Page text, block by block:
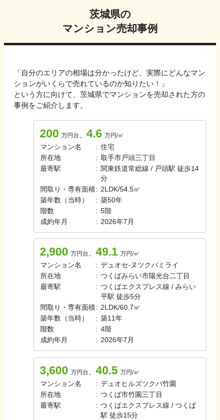
茨城県の
マンション売却事例
「自分のエリアの相場は分かったけど、実際にどんなマン
ションがいくらで売れているのか知りたい！」
という方に向けて、 茨城県でマンションを売却された方の
事例をご紹介します。
200 万円台 4.6 万円/㎡
マンション名 : 住宅
所在地
: 取手市戸頭三丁目
最寄駅
: 関東鉄道常総線 / 戸頭駅 徒歩14
分
間取り・専有面積: 2LDK/54.5㎡
築年数（当時）
: 築50年
階数
: 5階
成約年月
: 2026年7月
2,900 万円台 49.1 万円/㎡
マンション名 : デュオセ-ヌツクバミライ
所在地
: つくばみらい市陽光台二丁目
最寄駅
: つくばエクスプレス線 / みらい
平駅 徒歩5分
間取り・専有面積: 2LDK/60.7㎡
築年数（当時）
: 築11年
階数
: 4階
成約年月
: 2026年7月
3,600 万円台 40.5 万円/㎡
マンション名 : デュオヒルズツクバ竹園
所在地
: つくば市竹園三丁目
最寄駅
: つくばエクスプレス線 / つくば
駅 徒歩15分